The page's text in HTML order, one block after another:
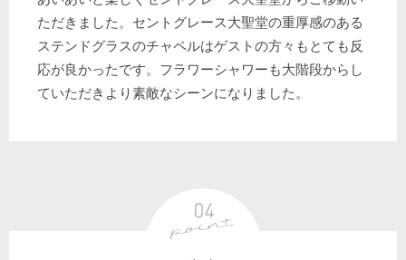
ただきました。セントグレース大聖堂の重厚感のある
ステンドグラスのチャペルはゲストの方々もとても反
応が良かったです。フラワーシャワーも大階段からし
ていただきより素敵なシーンになりました。